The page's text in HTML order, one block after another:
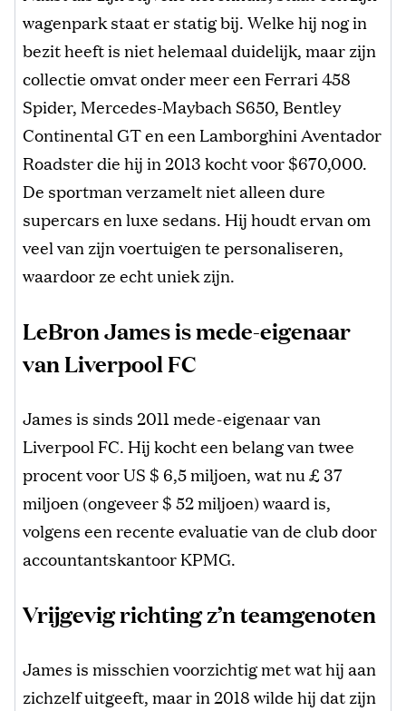
wagenpark staat er statig bij. Welke hij nog in
bezit heeft is niet helemaal duidelijk, maar zijn
collectie omvat onder meer een Ferrari 458
Spider, Mercedes-Maybach S650, Bentley
Continental GT en een Lamborghini Aventador
Roadster die hij in 2013 kocht voor $670,000.
De sportman verzamelt niet alleen dure
supercars en luxe sedans. Hij houdt ervan om
veel van zijn voertuigen te personaliseren,
waardoor ze echt uniek zijn.
LeBron James is mede-eigenaar
van Liverpool FC
James is sinds 2011 mede-eigenaar van
Liverpool FC. Hij kocht een belang van twee
procent voor US $ 6,5 miljoen, wat nu £ 37
miljoen (ongeveer $ 52 miljoen) waard is,
volgens een recente evaluatie van de club door
accountantskantoor KPMG.
Vrijgevig richting z’n teamgenoten
James is misschien voorzichtig met wat hij aan
zichzelf uitgeeft, maar in 2018 wilde hij dat zijn